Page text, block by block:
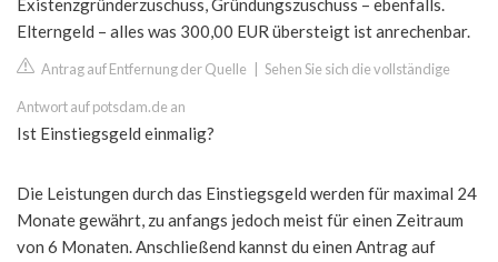
Existenzgründerzuschuss, Gründungszuschuss – ebenfalls.
Elterngeld – alles was 300,00 EUR übersteigt ist anrechenbar.
Antrag auf Entfernung der Quelle Sehen Sie sich die vollständige
Antwort auf potsdam.de an
Ist Einstiegsgeld einmalig?
Die Leistungen durch das Einstiegsgeld werden für maximal 24
Monate gewährt, zu anfangs jedoch meist für einen Zeitraum
von 6 Monaten. Anschließend kannst du einen Antrag auf